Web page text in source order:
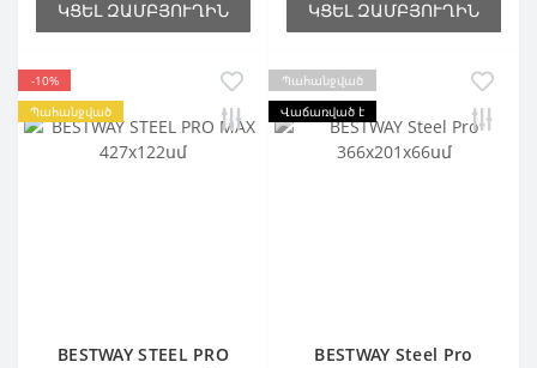
ԿՑԵԼ ԶԱՄԲՅՈՒՂԻՆ ԿՑԵԼ ԶԱՄԲՅՈՒՂԻՆ
-10%
Պահանջված
BESTWAY STEEL PRO
Պահանջված
Վաճառված է
BESTWAY Steel Pro